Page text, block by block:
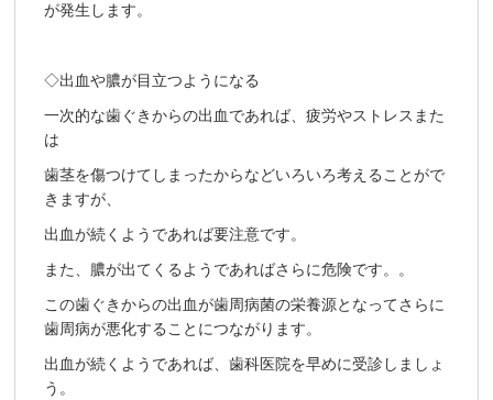
が発生します。
◇出血や膿が目立つようになる
一次的な歯ぐきからの出血であれば、疲労やストレスまた
は
歯茎を傷つけてしまったからなどいろいろ考えることがで
きますが、
出血が続くようであれば要注意です。
また、膿が出てくるようであればさらに危険です。。
この歯ぐきからの出血が歯周病菌の栄養源となってさらに
歯周病が悪化することにつながります。
出血が続くようであれば、歯科医院を早めに受診しましょ
う。